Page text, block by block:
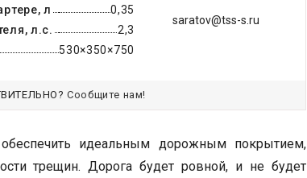
л
0,35
л.с.
2,3
530×350×750
saratov@tss-s.ru
Сообщите нам!
идеальным дорожным покрытием,
трещин. Дорога будет ровной, и не будет